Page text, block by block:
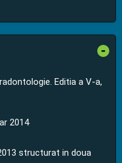
-
Editia a V-a,
2014
structurat in doua